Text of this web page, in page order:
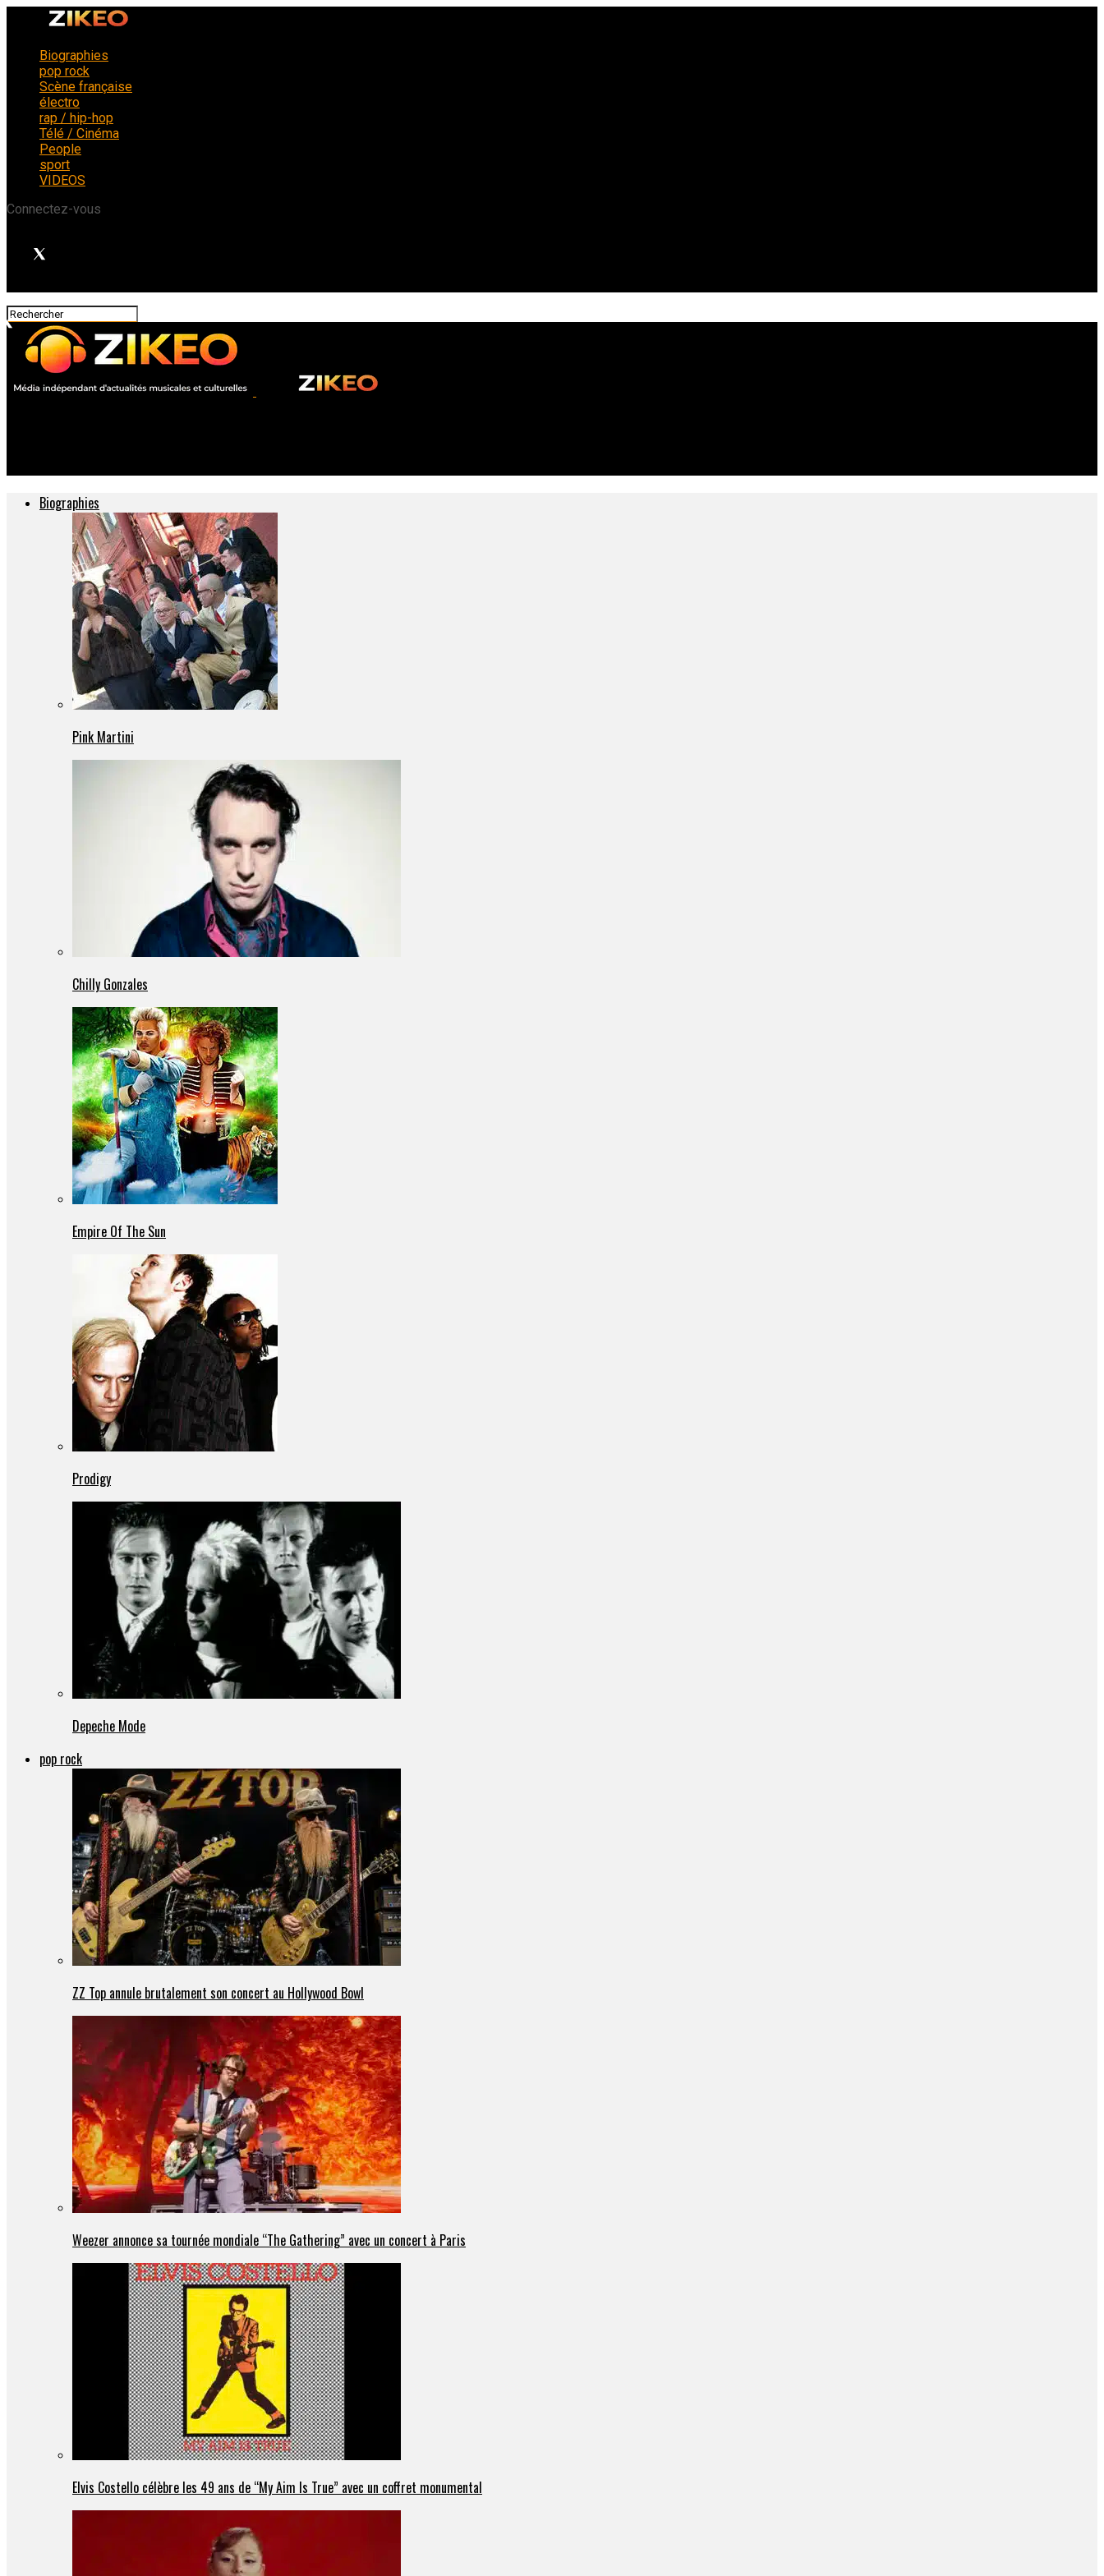
Biographies
pop rock
Scène française
électro
rap / hip-hop
Télé / Cinéma
People
sport
VIDEOS
Connectez-vous
Biographies
Pink Martini
Chilly Gonzales
Empire Of The Sun
Prodigy
Depeche Mode
pop rock
ZZ Top annule brutalement son concert au Hollywood Bowl
Weezer annonce sa tournée mondiale “The Gathering” avec un concert à Paris
Elvis Costello célèbre les 49 ans de “My Aim Is True” avec un coffret monumental